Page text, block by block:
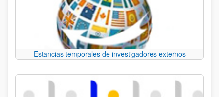
Estancias temporales de investigadores externos